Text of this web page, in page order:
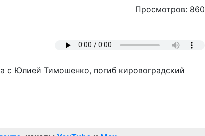
Просмотров: 860
с Юлией Тимошенко, погиб кировоградский